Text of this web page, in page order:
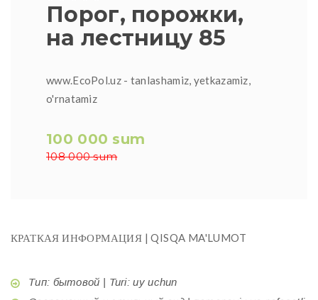
Порог, порожки,
на лестницу 85
www.EcoPol.uz - tanlashamiz, yetkazamiz,
o'rnatamiz
100 000 sum
108 000 sum
КРАТКАЯ ИНФОРМАЦИЯ | QISQA MA'LUMOT
Тип: бытовой | Turi: uy uchun